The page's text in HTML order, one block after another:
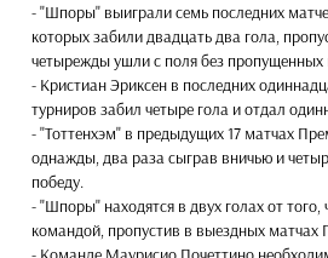
- "Шпоры" выиграли семь последних
которых забили двадцать два гола,
четырежды ушли с поля без пропущенных
- Кристиан Эриксен в последних
турниров забил четыре гола и отдал
- "Тоттенхэм" в предыдущих 17 матчах
однажды, два раза сыграв вничью и
победу.
- "Шпоры" находятся в двух голах от того,
командой, пропустив в выездных матчах